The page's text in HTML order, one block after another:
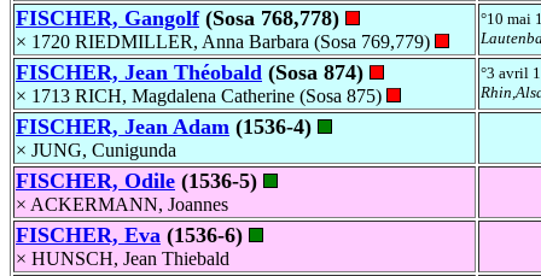
FISCHER, Gangolf(Sosa 768,778)
× 1720 RIEDMILLER, Anna Barbara (Sosa 769,779)
°10 mai
FISCHER, Jean Théobald (Sosa 874)
× 1713 RICH, Magdalena Catherine (Sosa 875)
°3 avril
FISCHER, Jean Adam (1536-4)
× JUNG, Cunigunda
FISCHER, Odile (1536-5)
× ACKERMANN, Joannes
FISCHER, Eva (1536-6)
× HUNSCH, Jean Thiebald